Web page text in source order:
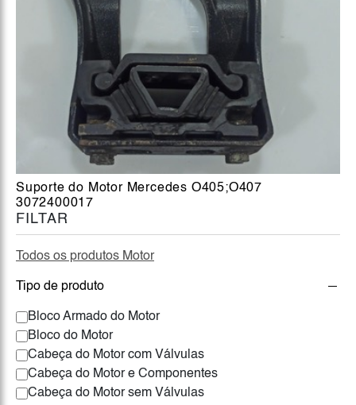
FILTAR
Todos os produtos Motor
Tipo de produto
Bloco Armado do Motor
Bloco do Motor
Cabeça do Motor com Válvulas
Cabeça do Motor e Componentes
Cabeça do Motor sem Válvulas
Suporte do Motor Mercedes O405;O407
3072400017